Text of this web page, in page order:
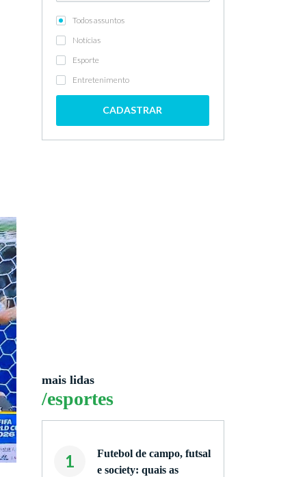
Todos assuntos
Notícias
Esporte
Entretenimento
CADASTRAR
mais lidas
/esportes
1
Futebol de campo, futsal
e society: quais as